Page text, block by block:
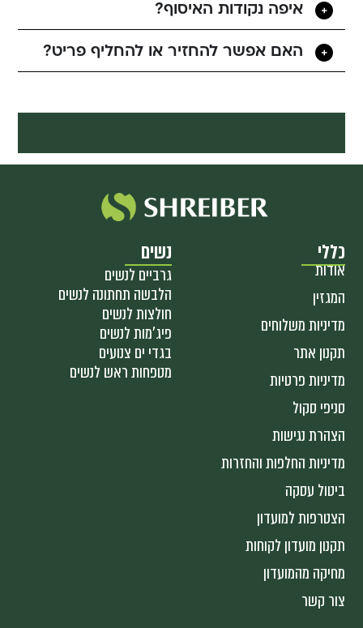
איפה נקודות האיסוף?
האם אפשר להחזיר או להחליף פריט?
כללי
אודות
המגזין
מדיניות משלוחים
תקנון אתר
מדיניות פרטיות
סניפי סקול
הצהרת נגישות
מדיניות החלפות והחזרות
ביטול עסקה
הצטרפות למועדון
תקנון מועדון לקוחות
מחיקה מהמועדון
צור קשר
נשים
גרביים לנשים
הלבשה תחתונה לנשים
חולצות לנשים
פיג'מות לנשים
בגדי ים צנועים
מטפחות ראש לנשים